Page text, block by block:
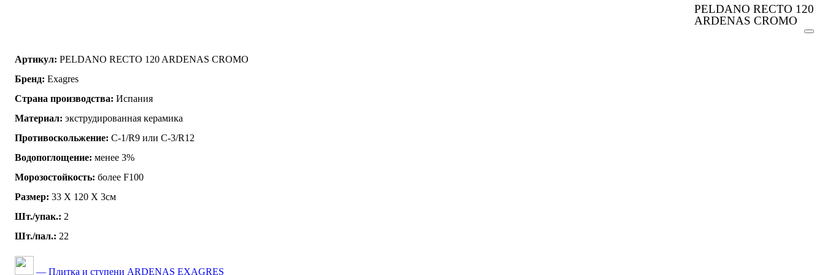
PELDANO RECTO 120
ARDENAS CROMO
Артикул: PELDANO RECTO 120 ARDENAS CROMO
Бренд: Exagres
Страна производства: Испания
Материал: экструдированная керамика
Противоскольжение: C-1/R9 или C-3/R12
Водопоглощение: менее 3%
Морозостойкость: более F100
Размер: 33 Х 120 Х 3см
Шт./упак.: 2
Шт./пал.: 22
— Плитка и ступени ARDENAS EXAGRES